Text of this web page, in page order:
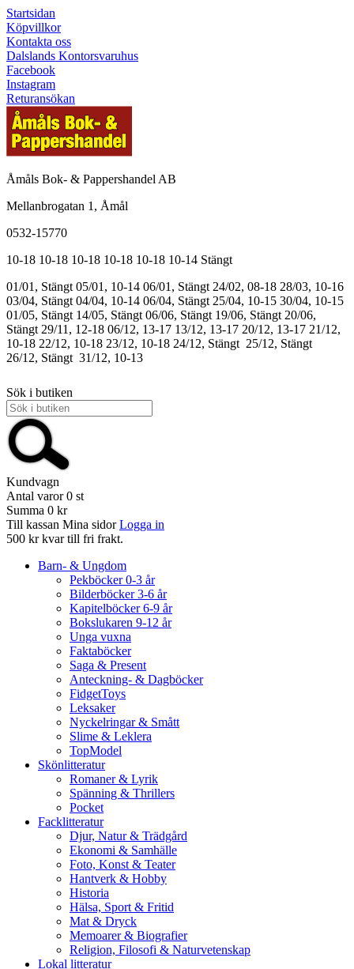
Startsidan
Köpvillkor
Kontakta oss
Dalslands Kontorsvaruhus
Facebook
Instagram
Returansökan
Åmåls Bok- & Pappershandel AB
Mellanbrogatan 1, Åmål
0532-15770
10-18 10-18 10-18 10-18 10-18 10-14 Stängt
01/01, Stängt 05/01, 10-14 06/01, Stängt 24/02, 08-18 28/03, 10-16
03/04, Stängt 04/04, 10-14 06/04, Stängt 25/04, 10-15 30/04, 10-15
01/05, Stängt 14/05, Stängt 06/06, Stängt 19/06, Stängt 20/06,
Stängt 29/11, 12-18 06/12, 13-17 13/12, 13-17 20/12, 13-17 21/12,
10-18 22/12, 10-18 23/12, 10-18 24/12, Stängt 25/12, Stängt
26/12, Stängt 31/12, 10-13
Sök i butiken
Kundvagn
Antal varor 0 st
Summa 0 kr
Till kassan Mina sidor Logga in
500 kr kvar till fri frakt.
Barn- & Ungdom
Pekböcker 0-3 år
Bilderböcker 3-6 år
Kapitelböcker 6-9 år
Bokslukaren 9-12 år
Unga vuxna
Faktaböcker
Saga & Present
Anteckning- & Dagböcker
FidgetToys
Leksaker
Nyckelringar & Smått
Slime & Leklera
TopModel
Skönlitteratur
Romaner & Lyrik
Spänning & Thrillers
Pocket
Facklitteratur
Djur, Natur & Trädgård
Ekonomi & Samhälle
Foto, Konst & Teater
Hantverk & Hobby
Historia
Hälsa, Sport & Fritid
Mat & Dryck
Memoarer & Biografier
Religion, Filosofi & Naturvetenskap
Lokal litteratur